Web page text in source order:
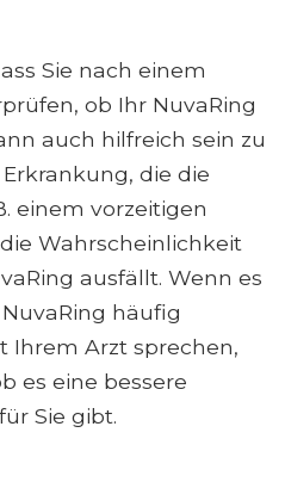
Sie nach einem
ob Ihr NuvaRing
auch hilfreich sein zu
die die
einem vorzeitigen
Wahrscheinlichkeit
ausfällt. Wenn es
häufig
Ihrem Arzt sprechen,
es eine bessere
Sie gibt.